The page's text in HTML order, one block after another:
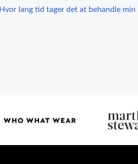
Hvor lang tid tager det at behandle min